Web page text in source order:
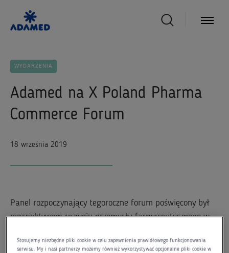
WYDARZENIA
Adamed na X Poland Pharma
Commerce Forum
18 września 2019
Panel rozpoczynający tegoroczne forum poświęcony był
perspektywom rozwoju przemysłu farmaceutycznego w
bezpieczeństwie lekowym Polaków, a także
Stosujemy niezbędne pliki cookie w celu zapewnienia prawidłowego funkcjonowania
serwisu. My i nasi partnerzy możemy również wykorzystywać opcjonalne pliki cookie w